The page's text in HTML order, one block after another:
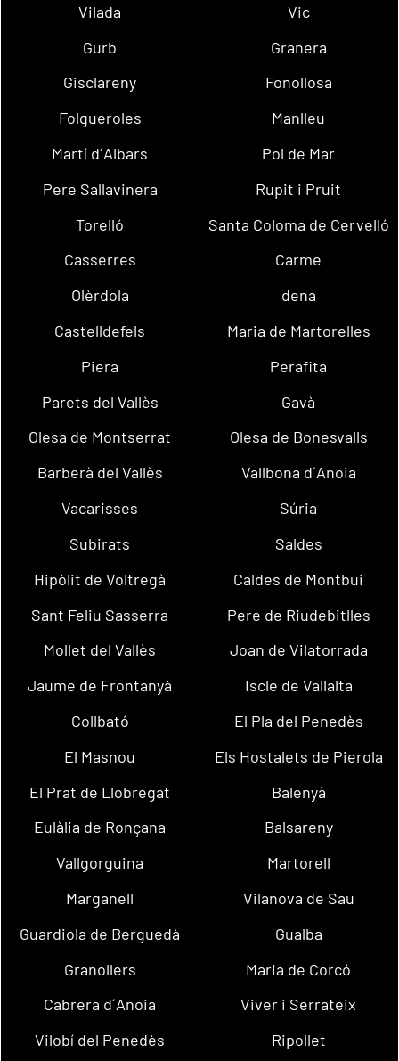
Vilada
Vic
Gurb
Granera
Gisclareny
Fonollosa
Folgueroles
Manlleu
Martí d´Albars
Pol de Mar
Pere Sallavinera
Rupit i Pruit
Torelló
Santa Coloma de Cervelló
Casserres
Carme
Olèrdola
dena
Castelldefels
Maria de Martorelles
Piera
Perafita
Parets del Vallès
Gavà
Olesa de Montserrat
Olesa de Bonesvalls
Barberà del Vallès
Vallbona d´Anoia
Vacarisses
Súria
Subirats
Saldes
Hipòlit de Voltregà
Caldes de Montbui
Sant Feliu Sasserra
Pere de Riudebitlles
Mollet del Vallès
Joan de Vilatorrada
Jaume de Frontanyà
Iscle de Vallalta
Collbató
El Pla del Penedès
El Masnou
Els Hostalets de Pierola
El Prat de Llobregat
Balenyà
Eulàlia de Ronçana
Balsareny
Vallgorguina
Martorell
Marganell
Vilanova de Sau
Guardiola de Berguedà
Gualba
Granollers
Maria de Corcó
Cabrera d´Anoia
Viver i Serrateix
Vilobí del Penedès
Ripollet